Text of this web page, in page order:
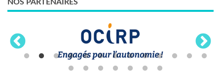
NOS PARTENAIRES